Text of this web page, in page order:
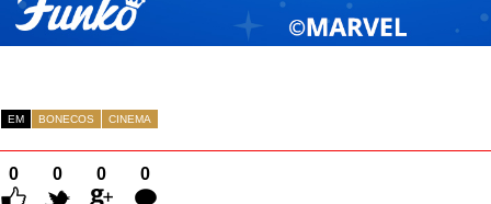
EM BONECOS CINEMA
0 0 0
0
Comentários